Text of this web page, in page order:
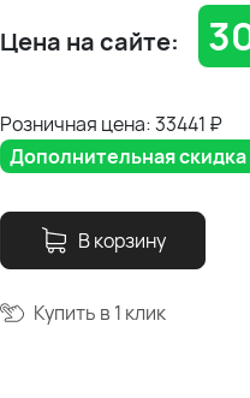
Цена на сайте:
Розничная цена: 33441 ₽
Дополнительная скидка
В корзину
Купить в 1 клик